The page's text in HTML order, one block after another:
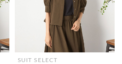
SUIT SELECT